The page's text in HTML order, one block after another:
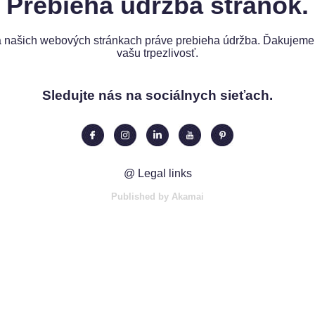
našich webových stránkach práve prebieha údržba.
vašu trpezlivosť.
Sledujte nás na sociálnych sieťach.
@ Legal links
Published by Akamai